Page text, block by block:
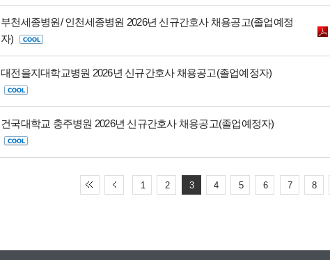
부천세종병원/ 인천세종병원 2026년 신규간호사 채용공고(졸업예정
자)
대전을지대학교병원 2026년 신규간호사 채용공고(졸업예정자)
건국대학교 충주병원 2026년 신규간호사 채용공고(졸업예정자)
1 2 3 4 5 6 7 8